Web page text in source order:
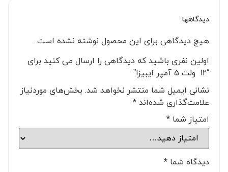
دیدگاهها
هیچ دیدگاهی برای این محصول نوشته نشده است.
اولین نفری باشید که دیدگاهی را ارسال می کنید برای
“12 ولت 5 آمپر ایبیزا”
نشانی ایمیل شما منتشر نخواهد شد. بخش‌های موردنیاز
علامت‌گذاری شده‌اند *
امتیاز شما *
دیدگاه شما *